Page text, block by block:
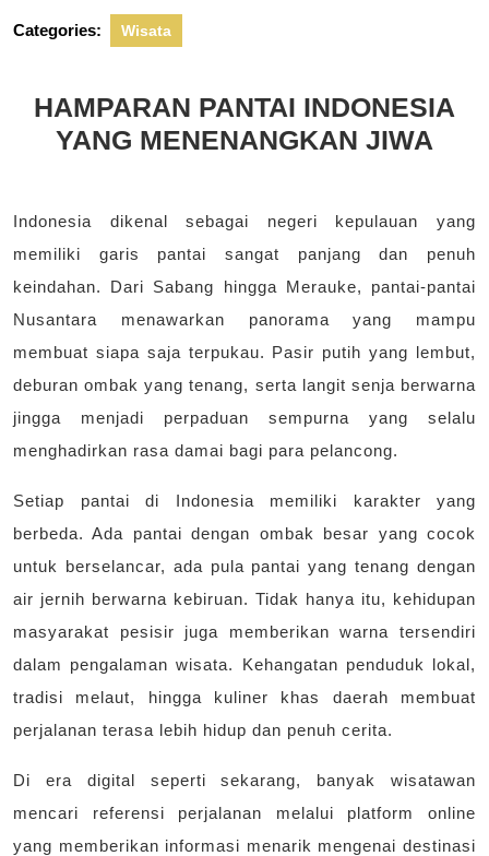
Categories: Wisata
HAMPARAN PANTAI INDONESIA
YANG MENENANGKAN JIWA
Indonesia dikenal sebagai negeri kepulauan yang
memiliki garis pantai sangat panjang dan penuh
keindahan. Dari Sabang hingga Merauke, pantai-pantai
Nusantara menawarkan panorama yang mampu
membuat siapa saja terpukau. Pasir putih yang lembut,
deburan ombak yang tenang, serta langit senja berwarna
jingga menjadi perpaduan sempurna yang selalu
menghadirkan rasa damai bagi para pelancong.
Setiap pantai di Indonesia memiliki karakter yang
berbeda. Ada pantai dengan ombak besar yang cocok
untuk berselancar, ada pula pantai yang tenang dengan
air jernih berwarna kebiruan. Tidak hanya itu, kehidupan
masyarakat pesisir juga memberikan warna tersendiri
dalam pengalaman wisata. Kehangatan penduduk lokal,
tradisi melaut, hingga kuliner khas daerah membuat
perjalanan terasa lebih hidup dan penuh cerita.
Di era digital seperti sekarang, banyak wisatawan
mencari referensi perjalanan melalui platform online
yang memberikan informasi menarik mengenai destinasi